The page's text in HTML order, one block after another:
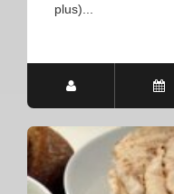
plus)...